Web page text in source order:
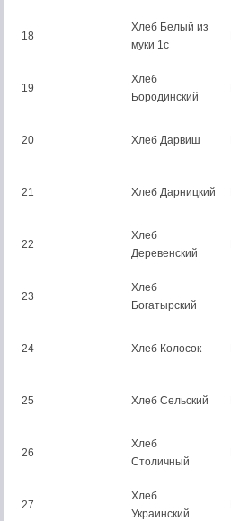
18
Хлеб Белый из
муки 1с
19
Хлеб
Бородинский
20 Хлеб Дарвиш
21 Хлеб Дарницкий
22
Хлеб
Деревенский
23
Хлеб
Богатырский
24 Хлеб Колосок
25 Хлеб Сельский
26
Хлеб
Столичный
27
Хлеб
Украинский